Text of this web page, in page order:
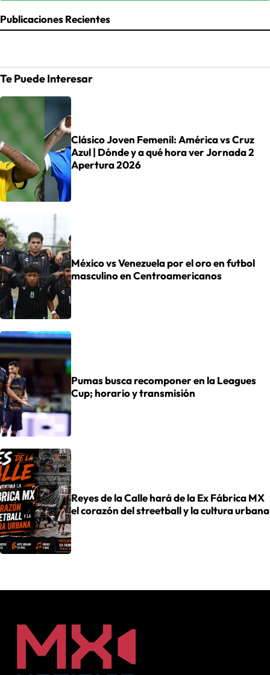
Publicaciones Recientes
Te Puede Interesar
Clásico Joven Femenil: América vs Cruz
Azul | Dónde y a qué hora ver Jornada 2
Apertura 2026
México vs Venezuela por el oro en futbol
masculino en Centroamericanos
Pumas busca recomponer en la Leagues
Cup; horario y transmisión
Reyes de la Calle hará de la Ex Fábrica MX
el corazón del streetball y la cultura urbana